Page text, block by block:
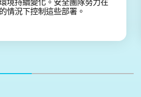
境持續變化。安全團隊努力在
情況下控制這些部署。